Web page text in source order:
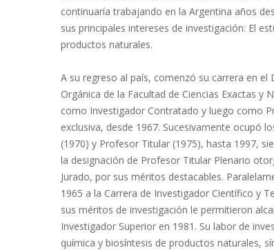
continuaría trabajando en la Argentina años
sus principales intereses de investigación: El
productos naturales.
A su regreso al país, comenzó su carrera en el
Orgánica de la Facultad de Ciencias Exactas y
como Investigador Contratado y luego como
exclusiva, desde 1967. Sucesivamente ocupó
(1970) y Profesor Titular (1975), hasta 1997,
la designación de Profesor Titular Plenario
Jurado, por sus méritos destacables.
1965 a la Carrera de Investigador Científico y
sus méritos de investigación le permitieron
Investigador Superior en 1981. Su labor de
química y biosíntesis de productos naturales,